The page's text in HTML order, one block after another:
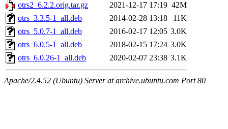
otrs2_6.2.2.orig.tar.gz
2021-12-17 17:19 42M
otrs_3.3.5-1_all.deb
2014-02-28 13:18
11K
otrs_5.0.7-1_all.deb
2016-02-17 12:05 3.0K
otrs_6.0.5-1_all.deb
2018-02-15 17:24 3.0K
otrs_6.0.26-1_all.deb
2020-02-07 23:38 3.1K
Apache/2.4.52 (Ubuntu) Server at archive.ubuntu.com Port 80